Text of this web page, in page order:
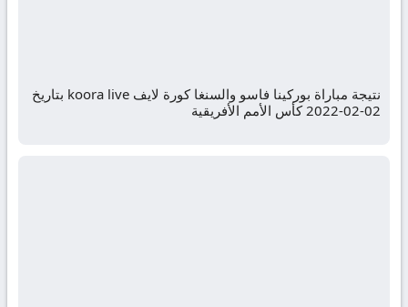
نتيجة مباراة بوركينا فاسو والسنغا كورة لايف koora live بتاريخ
02-02-2022 كأس الأمم الأفريقية